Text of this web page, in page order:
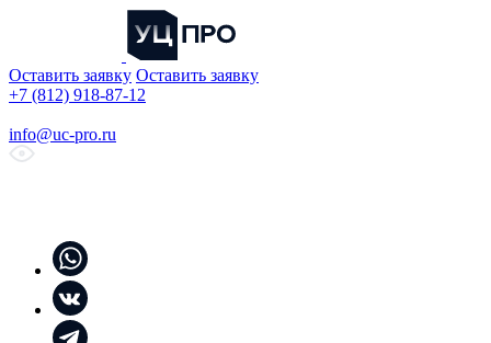
Оставить заявку Оставить заявку
+7 (812) 918-87-12
info@uc-pro.ru